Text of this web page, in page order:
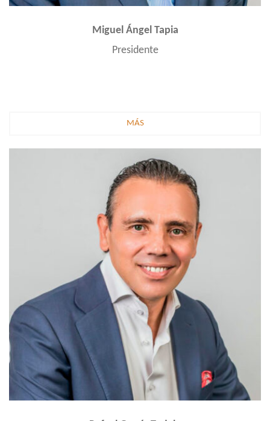
Miguel Ángel Tapia
Presidente
MÁS